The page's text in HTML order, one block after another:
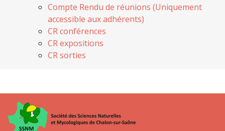
Compte Rendu de réunions (Uniquement
accessible aux adhérents)
CR conférences
CR expositions
CR sorties